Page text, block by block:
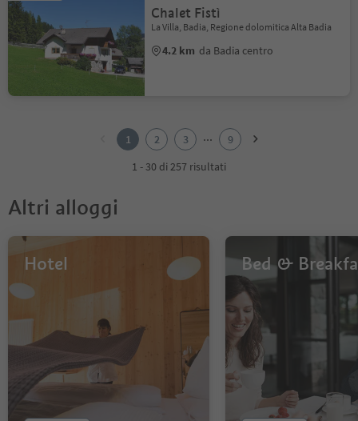
Chalet Fistì
La Villa, Badia, Regione dolomitica Alta Badia
4.2 km da Badia centro
7
9
1 2 3 ...
9
1 - 30 di 257 risultati
Altri alloggi
Hotel Bed &